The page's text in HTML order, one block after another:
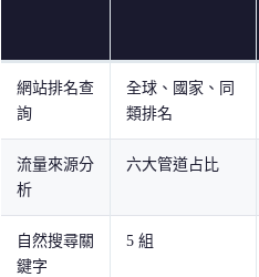
網站排名查
詢
全球、國家、同
類排名
流量來源分
析
六大管道占比
自然搜尋關
鍵字
5 組